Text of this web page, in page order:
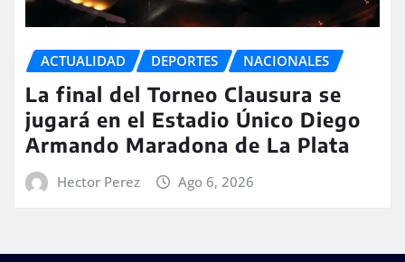
ACTUALIDAD DEPORTES NACIONALES
La final del Torneo Clausura se
jugará en el Estadio Único Diego
Armando Maradona de La Plata
Hector Perez Ago 6, 2026